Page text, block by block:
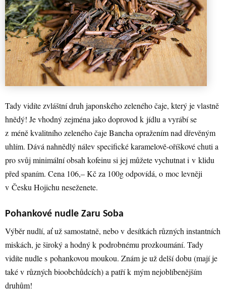
Tady vidíte zvláštní druh japonského zeleného čaje, který je vlastně
hnědý! Je vhodný zejména jako doprovod k jídlu a vyrábí se
z méně kvalitního zeleného čaje Bancha opražením nad dřevěným
uhlím. Dává nahnědlý nálev specifické karamelově-oříškové chuti a
pro svůj minimální obsah kofeinu si jej můžete vychutnat i v klidu
před spaním. Cena 106,– Kč za 100g odpovídá, o moc levněji
v Česku Hojichu neseženete.
Pohankové nudle Zaru Soba
Výběr nudlí, ať už samostatně, nebo v desítkách různých instantních
miskách, je široký a hodný k podrobnému prozkoumání. Tady
vidíte nudle s pohankovou moukou. Znám je už delší dobu (mají je
také v různých bioobchůdcích) a patří k mým nejoblíbenějším
druhům!